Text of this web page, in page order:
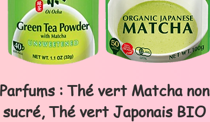
Parfums : Thé vert Matcha non
sucré, Thé vert Japonais BIO